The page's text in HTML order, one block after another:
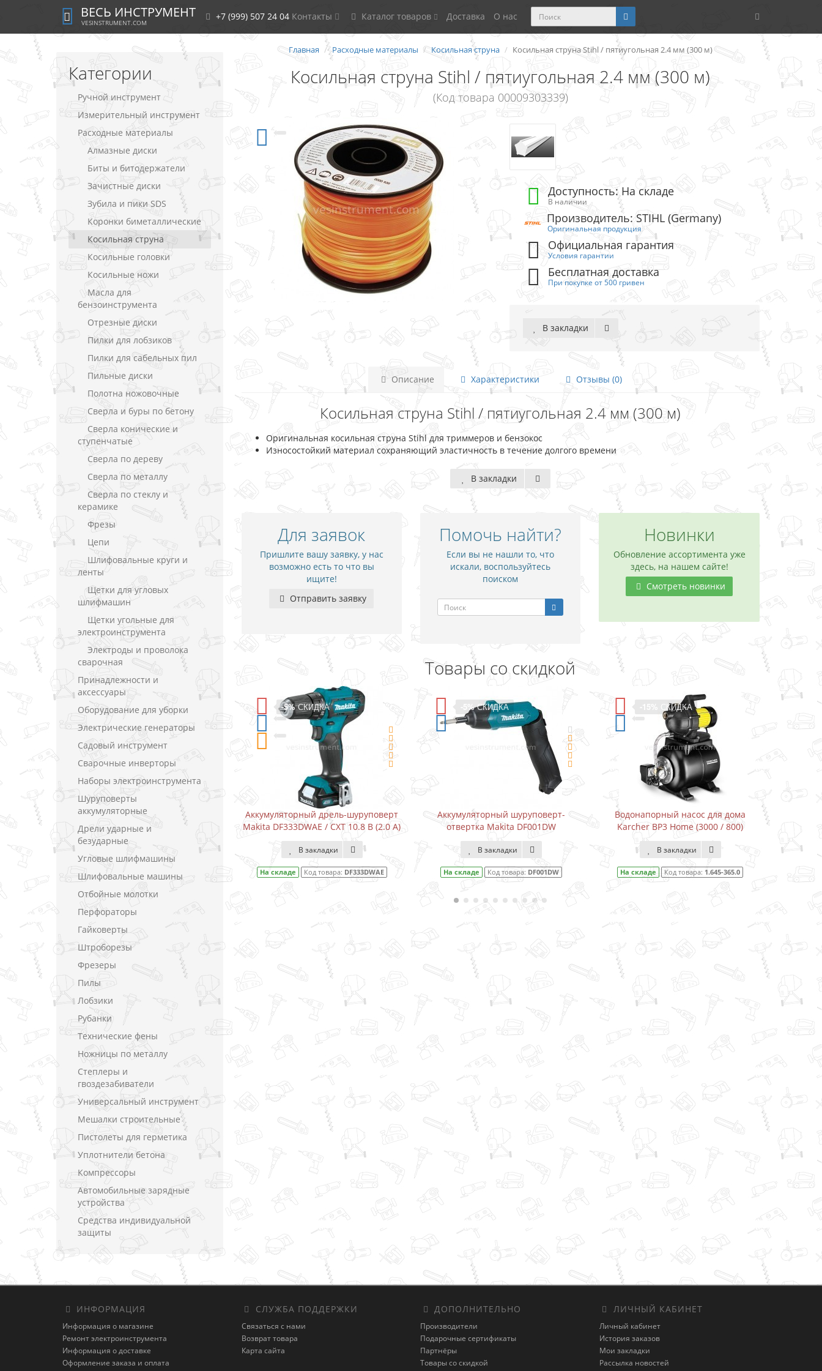
ВЕСЬ ИНСТРУМЕНТ
VESINSTRUMENT.COM
+7 (999) 507 24 04 Контакты Каталог товаров Доставка О нас
Категории
Ручной инструмент
Измерительный инструмент
Расходные материалы
Алмазные диски
Биты и битодержатели
Зачистные диски
Зубила и пики SDS
Коронки биметаллические
Косильная струна
Косильные головки
Косильные ножи
Масла для
бензоинструмента
Отрезные диски
Пилки для лобзиков
Пилки для сабельных пил
Пильные диски
Полотна ножовочные
Сверла и буры по бетону
Сверла конические и
ступенчатые
Сверла по дереву
Сверла по металлу
Сверла по стеклу и
керамике
Фрезы
Цепи
Шлифовальные круги и
ленты
Щетки для угловых
шлифмашин
Щетки угольные для
электроинструмента
Электроды и проволока
сварочная
Принадлежности и
аксессуары
Оборудование для уборки
Электрические генераторы
Садовый инструмент
Сварочные инверторы
Наборы электроинструмента
Шуруповерты
аккумуляторные
Дрели ударные и
безударные
Угловые шлифмашины
Шлифовальные машины
Отбойные молотки
Перфораторы
Гайковерты
Штроборезы
Фрезеры
Пилы
Лобзики
Рубанки
Технические фены
Ножницы по металлу
Степлеры и
гвоздезабиватели
Универсальный инструмент
Мешалки строительные
Пистолеты для герметика
Уплотнители бетона
Компрессоры
Автомобильные зарядные
устройства
Средства индивидуальной
защиты
Главная Расходные материалы Косильная струна Косильная струна Stihl / пятиугольная 2.4 мм (300 м)
Косильная струна Stihl / пятиугольная 2.4 мм (300 м)
(Код товара 00009303339)
Доступность: На складе
В наличии
Производитель: STIHL (Germany)
Оригинальная продукция
Официальная гарантия
Условия гарантии
Бесплатная доставка
При покупке от 500 гривен
В закладки
Описание Характеристики Отзывы (0)
Косильная струна Stihl / пятиугольная 2.4 мм (300 м)
Оригинальная косильная струна Stihl для триммеров и бензокос
Износостойкий материал сохраняющий эластичность в течение долгого времени
В закладки
Для заявок
Пришлите вашу заявку, у нас
возможно есть то что вы
ищите!
Отправить заявку
Помочь найти?
Если вы не нашли то, что
искали, воспользуйтесь
поиском
Новинки
Обновление ассортимента уже
здесь, на нашем сайте!
Смотреть новинки
Товары со скидкой
-5%СКИДКА
Аккумуляторный дрель-шуруповерт
Makita DF333DWYE / CXT 10.8 В (1.5 А)
В закладки
На складе
-5%СКИДКА
Аккумуляторный дрель-шуруповерт
Makita DF333DWAE / CXT 10.8 В (2.0 А)
В закладки
На складе Код товара: DF333DWAE
-5%СКИДКА
Аккумуляторный шуруповерт-
отвертка Makita DF001DW
В закладки
На складе Код товара: DF001DW
СКИДКА
Водонапорный насос для дома
Karcher BP3 Home (3000 / 800)
В закладки
На складе Код товара: 1.645-365.0
На
ИНФОРМАЦИЯ
Информация о магазине
Ремонт электроинструмента
Информация о доставке
Оформление заказа и оплата
СЛУЖБА ПОДДЕРЖКИ
Связаться с нами
Возврат товара
Карта сайта
ДОПОЛНИТЕЛЬНО
Производители
Подарочные сертификаты
Партнёры
Товары со скидкой
ЛИЧНЫЙ КАБИНЕТ
Личный кабинет
История заказов
Мои закладки
Рассылка новостей